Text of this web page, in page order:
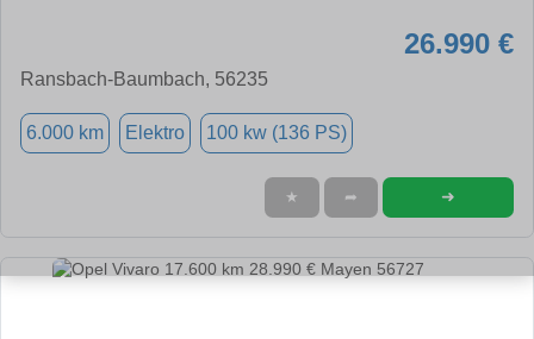
26.990 €
Ransbach-Baumbach, 56235
6.000 km Elektro 100 kw (136 PS)
★ ➦ ➜